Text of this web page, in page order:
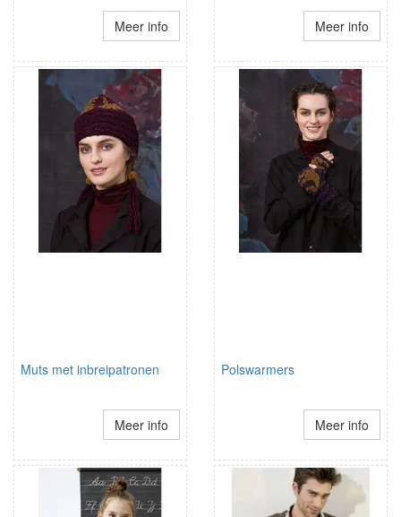
Meer info Meer info
Muts met inbreipatronen
Meer info
Polswarmers
Meer info